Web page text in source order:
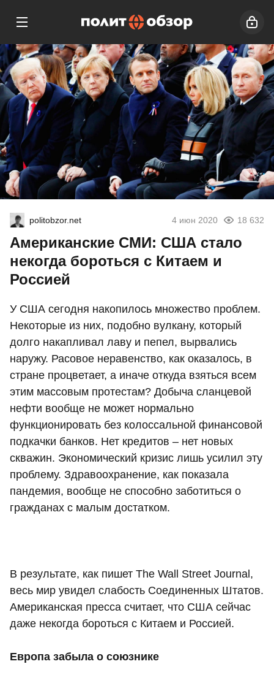
politobzor.net 4 июн 2020 18 632
Американские СМИ: США стало
некогда бороться с Китаем и
Россией
У США сегодня накопилось множество проблем.
Некоторые из них, подобно вулкану, который
долго накапливал лаву и пепел, вырвались
наружу. Расовое неравенство, как оказалось, в
стране процветает, а иначе откуда взяться всем
этим массовым протестам? Добыча сланцевой
нефти вообще не может нормально
функционировать без колоссальной финансовой
подкачки банков. Нет кредитов – нет новых
скважин. Экономический кризис лишь усилил эту
проблему. Здравоохранение, как показала
пандемия, вообще не способно заботиться о
гражданах с малым достатком.
В результате, как пишет The Wall Street Journal,
весь мир увидел слабость Соединенных Штатов.
Американская пресса считает, что США сейчас
даже некогда бороться с Китаем и Россией.
Европа забыла о союзнике